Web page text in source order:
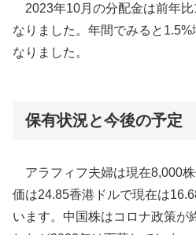
2023年10月の分配金は前年比
なりました。年間でみると
なりました。
保有状況と今後の予定
アラフィフ夫婦は現在8,000
価は24.85香港ドルで現在は
います。中国株はコロナ政策が